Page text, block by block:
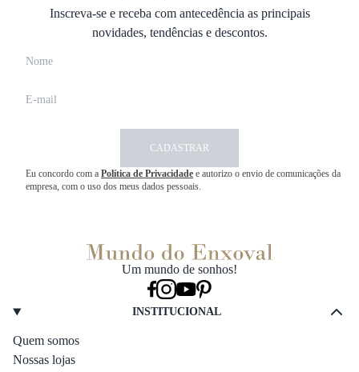
Inscreva-se e receba com antecedência as principais
novidades, tendências e descontos.
CADASTRAR
Eu concordo com a Política de Privacidade e autorizo o envio de comunicações da
empresa, com o uso dos meus dados pessoais.
Um mundo de sonhos!
INSTITUCIONAL
Quem somos
Nossas lojas